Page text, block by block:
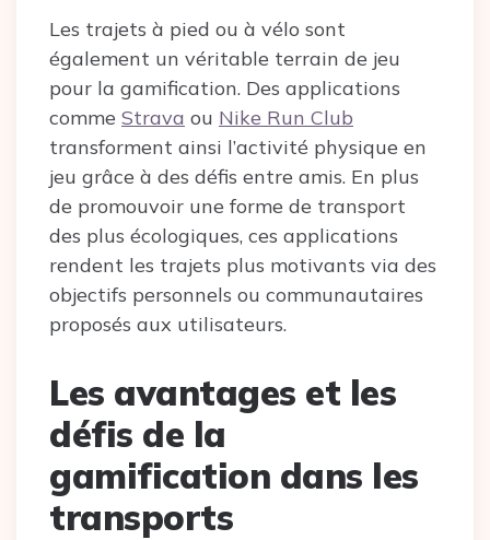
Les trajets à pied ou à vélo sont
également un véritable terrain de jeu
pour la gamification. Des applications
comme Strava ou Nike Run Club
transforment ainsi l’activité physique en
jeu grâce à des défis entre amis. En plus
de promouvoir une forme de transport
des plus écologiques, ces applications
rendent les trajets plus motivants via des
objectifs personnels ou communautaires
proposés aux utilisateurs.
Les avantages et les
défis de la
gamification dans les
transports